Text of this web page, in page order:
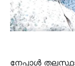
നേപ്പാൾ